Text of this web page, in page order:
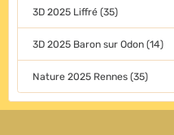
3D 2025 Liffré (35)
3D 2025 Baron sur Odon (14)
Nature 2025 Rennes (35)